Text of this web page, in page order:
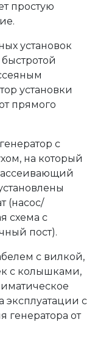
простую
установок
установки
прямого
с
на который
(насос/
схема с
пост).
с вилкой,
с колышками,
эксплуатации с
генератора от